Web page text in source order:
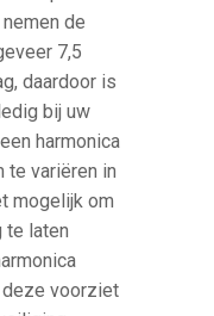
de
7,5
daardoor is
bij uw
harmonica
te variëren in
mogelijk om
te laten
deze voorziet